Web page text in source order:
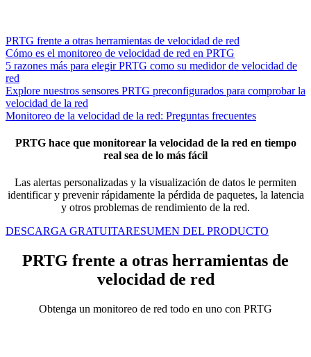
PRTG frente a otras herramientas de velocidad de red
Cómo es el monitoreo de velocidad de red en PRTG
5 razones más para elegir PRTG como su medidor de velocidad de
red
Explore nuestros sensores PRTG preconfigurados para comprobar la
velocidad de la red
Monitoreo de la velocidad de la red: Preguntas frecuentes
PRTG hace que monitorear la velocidad de la red en tiempo
real sea de lo más fácil
Las alertas personalizadas y la visualización de datos le permiten
identificar y prevenir rápidamente la pérdida de paquetes, la latencia
y otros problemas de rendimiento de la red.
DESCARGA GRATUITARESUMEN DEL PRODUCTO
PRTG frente a otras herramientas de
velocidad de red
Obtenga un monitoreo de red todo en uno con PRTG